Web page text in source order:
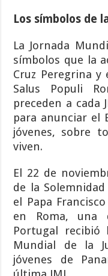
Los símbolos de la
La Jornada
símbolos que la
Cruz Peregrina y
Salus Populi
preceden a cada
para anunciar el
jóvenes, sobre
viven.
El 22 de
de la
el Papa
en Roma, una
Portugal recibió
Mundial de la
jóvenes de